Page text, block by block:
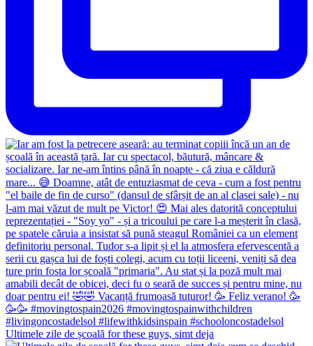
Ultimele zile de școală for these guys, simt deja